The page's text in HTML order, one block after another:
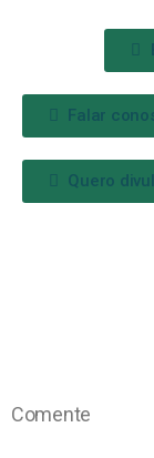
Falar
Quero
Comente